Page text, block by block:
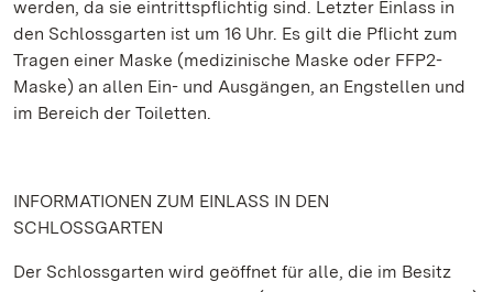
werden, da sie eintrittspflichtig sind. Letzter Einlass in
den Schlossgarten ist um 16 Uhr. Es gilt die Pflicht zum
Tragen einer Maske (medizinische Maske oder FFP2-
Maske) an allen Ein- und Ausgängen, an Engstellen und
im Bereich der Toiletten.
INFORMATIONEN ZUM EINLASS IN DEN
SCHLOSSGARTEN
Der Schlossgarten wird geöffnet für alle, die im Besitz